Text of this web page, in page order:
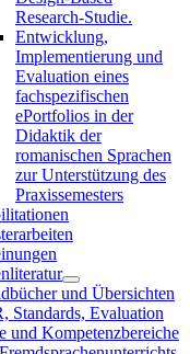
Research-Studie.
Entwicklung,
Implementierung und
Evaluation eines
fachspezifischen
ePortfolios in der
Didaktik der
romanischen Sprachen
zur Unterstützung des
Praxissemesters
und Übersichten
Standards, Evaluation
und Kompetenzbereiche